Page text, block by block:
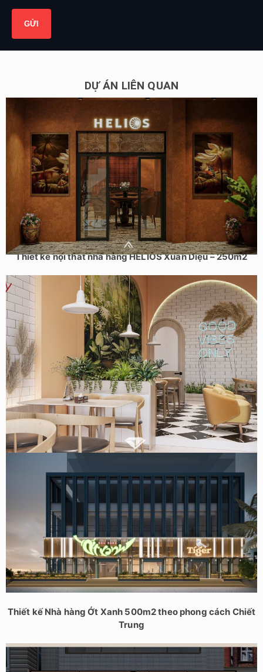
DỰ ÁN LIÊN QUAN
Thiết kế nội thất nhà hàng HELIOS Xuân Diệu – 250m2
Thiết kế quán ăn vặt 44m2 tại Bắc Giang
Thiết kế Nhà hàng Ớt Xanh 500m2 theo phong cách Chiết
Trung